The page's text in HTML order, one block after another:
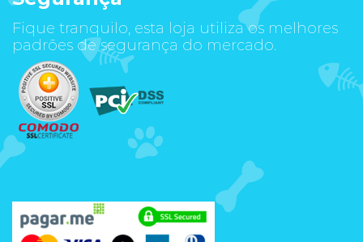
Fique tranquilo, esta loja utiliza os melhores
padrões de segurança do mercado.